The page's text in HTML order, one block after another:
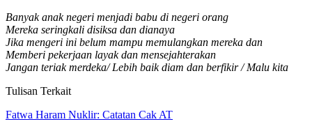
Banyak anak negeri menjadi babu di negeri orang
Mereka seringkali disiksa dan dianaya
Jika mengeri ini belum mampu memulangkan mereka dan
Memberi pekerjaan layak dan mensejahterakan
Jangan teriak merdeka/ Lebih baik diam dan berfikir / Malu kita
Tulisan Terkait
Fatwa Haram Nuklir: Catatan Cak AT